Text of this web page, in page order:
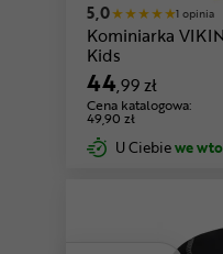
5,0 1 opinia
Kominiarka
Kids
44,99 zł
Cena katalogowa:
49,90 zł
U Ciebiewe